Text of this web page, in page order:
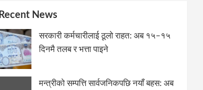
Recent News
सरकारी कर्मचारीलाई ठूलो राहत: अब १५–१५
दिनमै तलब र भत्ता पाइने
मन्त्रीको सम्पत्ति सार्वजनिकपछि नयाँ बहस: अब